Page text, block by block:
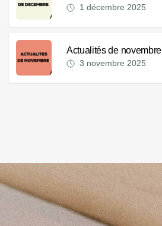
1 décembre 2025
Actualités de novembre
3 novembre 2025